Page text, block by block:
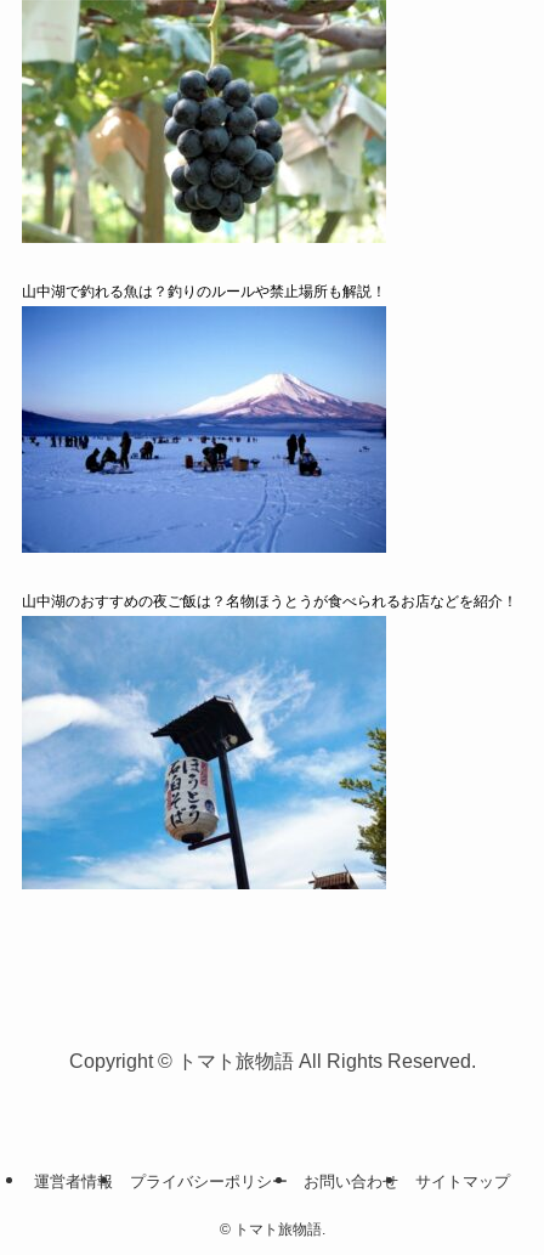
山中湖で釣れる魚は？釣りのルールや禁止場所も解説！
山中湖のおすすめの夜ご飯は？名物ほうとうが食べられるお店などを紹介！
Copyright © トマト旅物語 All Rights Reserved.
運営者情報 プライバシーポリシー お問い合わせ サイトマップ
©トマト旅物語.